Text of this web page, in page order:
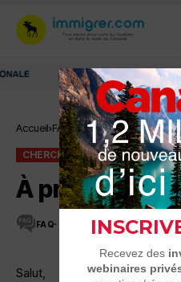
Immigrer au Canada:
Accueil FAQ Chercher travail de
CHERCHER TRAVAIL DE
À propos du
FAQ 2 MINUTES DE LECTURE
Salut,